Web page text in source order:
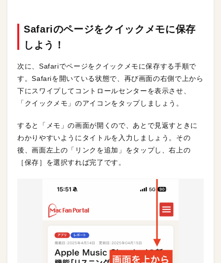
Safariのページをクイックメモに保存
しよう！
次に、Safariでページをクイックメモに保存する手順で
す。Safariを開いている状態で、再び画面の右側で上から
下にスワイプしてコントロールセンターを表示させ、
「クイックメモ」のアイコンをタップしましょう。
すると「メモ」の画面が開くので、あとで見返すときに
わかりやすいようにタイトルを入力しましょう。その
後、画面左上の「リンクを追加」をタップし、右上の
［保存］を選択すれば完了です。